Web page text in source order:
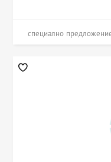
специално